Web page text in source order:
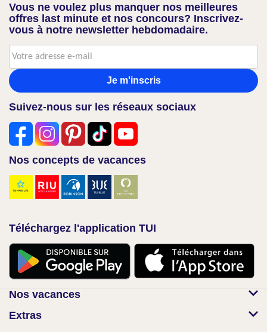
Vous ne voulez plus manquer nos meilleures
offres last minute et nos concours? Inscrivez-
vous à notre newsletter hebdomadaire.
Je m'inscris
Suivez-nous sur les réseaux sociaux
Nos concepts de vacances
Téléchargez l'application TUI
Nos vacances
Extras